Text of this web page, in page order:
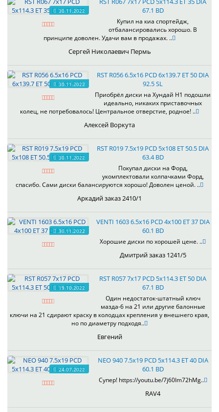
30.11.2022
67.1 BD
Купил на киа спортейдж,
отбалансировались хорошо. В
принципе доволен. Удачи вам в продажах. ..
Сергей Николаевич Пермь
30.11.2022
RST R056 6.5x16 PCD 6x139.7 ET 50 DIA
92.5 SL
Приобрёл диски на Хундай H1 подошли
идеально, никаких приставочных
колец, не потребовалось! Центральное отверстие, родное! ..
Алексей Воркута
30.11.2022
RST R019 7.5x19 PCD 5x108 ET 50.5 DIA
63.4 BD
Покупал диски на Форд,
укомплектовали колпачками Форд,
спасибо. Сами диски балансируются хорошо! Доволен ценой. ..
Аркадий заказ 2410/1
30.11.2022
VENTI 1603 6.5x16 PCD 4x100 ET 37 DIA
60.1 BD
Хорошие диски по хорошей цене. ..
Дмитрий заказ 1241/5
19.10.2022
RST R057 7x17 PCD 5x114.3 ET 50 DIA
67.1 BD
Один недостаток-штатный ключ
мазда-6 на 21 или другие балонные
ключи на 21 сдирают краску в колодцах крепления у внешнего края,
но по диаметру подходя..
Евгений
24.07.2022
NEO 940 7.5x19 PCD 5x114.3 ET 40 DIA
60.1 BD
Супер! https://youtu.be/7j60Im72hMg..
RAV4